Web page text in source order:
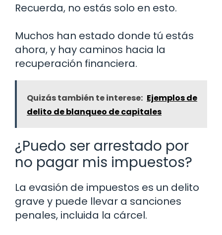
Recuerda, no estás solo en esto.
Muchos han estado donde tú estás
ahora, y hay caminos hacia la
recuperación financiera.
Quizás también te interese: Ejemplos de
delito de blanqueo de capitales
¿Puedo ser arrestado por
no pagar mis impuestos?
La evasión de impuestos es un delito
grave y puede llevar a sanciones
penales, incluida la cárcel.